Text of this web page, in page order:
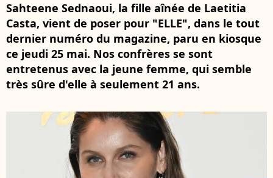
Sahteene Sednaoui, la fille aînée de Laetitia
Casta, vient de poser pour "ELLE", dans le tout
dernier numéro du magazine, paru en kiosque
ce jeudi 25 mai. Nos confrères se sont
entretenus avec la jeune femme, qui semble
très sûre d'elle à seulement 21 ans.